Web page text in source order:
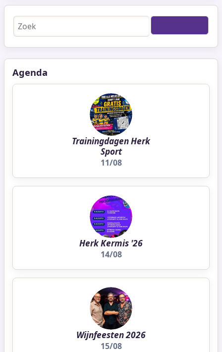
Zoeken
Agenda
Trainingdagen Herk
Sport
11/08
Herk Kermis '26
14/08
Wijnfeesten 2026
15/08